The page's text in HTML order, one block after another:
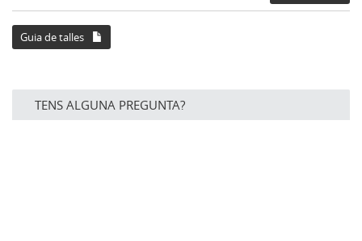
Guia de talles
TENS ALGUNA PREGUNTA?